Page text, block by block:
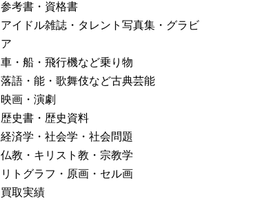
参考書・資格書
アイドル雑誌・タレント写真集・グラビ
ア
車・船・飛行機など乗り物
落語・能・歌舞伎など古典芸能
映画・演劇
歴史書・歴史資料
経済学・社会学・社会問題
仏教・キリスト教・宗教学
リトグラフ・原画・セル画
買取実績